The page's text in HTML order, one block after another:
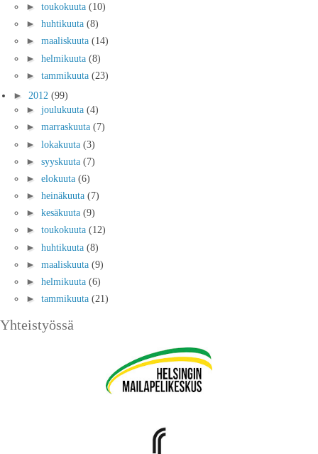
► toukokuuta (10)
► huhtikuuta (8)
► maaliskuuta (14)
► helmikuuta (8)
► tammikuuta (23)
► 2012 (99)
► joulukuuta (4)
► marraskuuta (7)
► lokakuuta (3)
► syyskuuta (7)
► elokuuta (6)
► heinäkuuta (7)
► kesäkuuta (9)
► toukokuuta (12)
► huhtikuuta (8)
► maaliskuuta (9)
► helmikuuta (6)
► tammikuuta (21)
Yhteistyössä